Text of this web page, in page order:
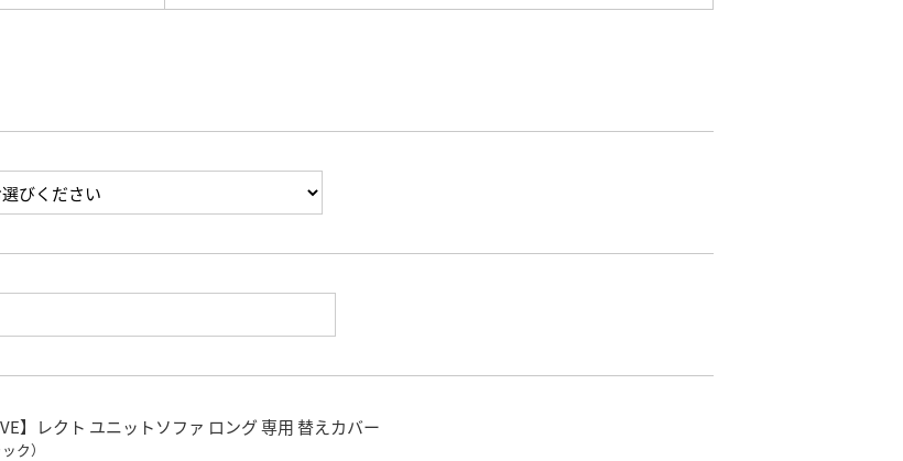
】レクト ユニットソファ ロング 専用 替えカバー
ク）